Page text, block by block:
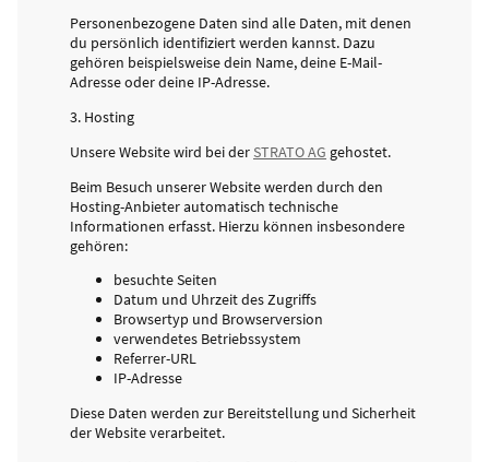
Personenbezogene Daten sind alle Daten, mit denen
du persönlich identifiziert werden kannst. Dazu
gehören beispielsweise dein Name, deine E-Mail-
Adresse oder deine IP-Adresse.
3. Hosting
Unsere Website wird bei der STRATO AG gehostet.
Beim Besuch unserer Website werden durch den
Hosting-Anbieter automatisch technische
Informationen erfasst. Hierzu können insbesondere
gehören:
besuchte Seiten
Datum und Uhrzeit des Zugriffs
Browsertyp und Browserversion
verwendetes Betriebssystem
Referrer-URL
IP-Adresse
Diese Daten werden zur Bereitstellung und Sicherheit
der Website verarbeitet.